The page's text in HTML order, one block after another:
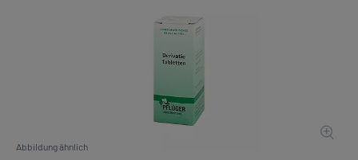
Abbildung ähnlich